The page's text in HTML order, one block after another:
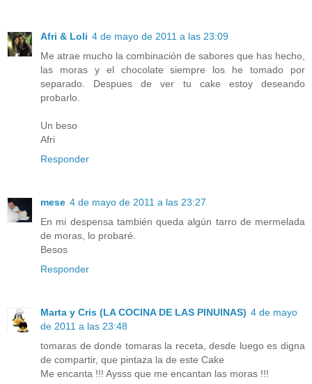
Afri & Loli 4 de mayo de 2011 a las 23:09
Me atrae mucho la combinación de sabores que has hecho,
las moras y el chocolate siempre los he tomado por
separado. Despues de ver tu cake estoy deseando
probarlo.
Un beso
Afri
Responder
mese 4 de mayo de 2011 a las 23:27
En mi despensa también queda algún tarro de mermelada
de moras, lo probaré.
Besos
Responder
Marta y Cris (LA COCINA DE LAS PINUINAS) 4 de mayo
de 2011 a las 23:48
tomaras de donde tomaras la receta, desde luego es digna
de compartir, que pintaza la de este Cake
Me encanta !!! Aysss que me encantan las moras !!!